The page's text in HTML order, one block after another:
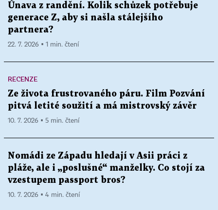
Únava z randění. Kolik schůzek potřebuje
generace Z, aby si našla stálejšího
partnera?
22. 7. 2026 ▪ 1 min. čtení
RECENZE
Ze života frustrovaného páru. Film Pozvání
pitvá letité soužití a má mistrovský závěr
10. 7. 2026 ▪ 5 min. čtení
Nomádi ze Západu hledají v Asii práci z
pláže, ale i „poslušné“ manželky. Co stojí za
vzestupem passport bros?
10. 7. 2026 ▪ 4 min. čtení